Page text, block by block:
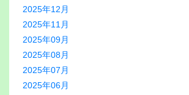
2025年12月
2025年11月
2025年09月
2025年08月
2025年07月
2025年06月